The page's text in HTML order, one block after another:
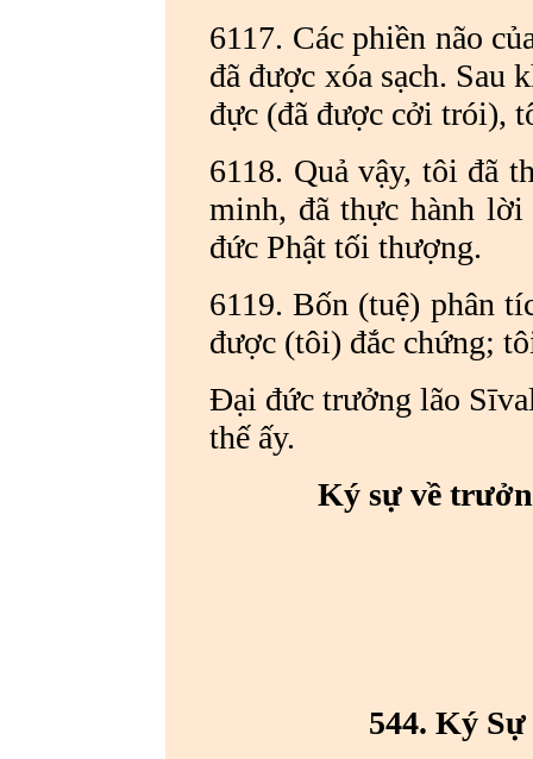
6117. Các phiền não
đã được xóa sạch. Sau
đực (đã được cởi trói),
6118. Quả vậy, tôi đã
minh, đã thực hành
đức Phật tối thượng.
6119. Bốn (tuệ) phân
được (tôi) đắc chứng;
Đại đức trưởng lão
thế ấy.
Ký sự về
544. Ký